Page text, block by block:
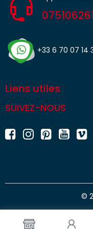
+33 6 70 07 14
Liens utiles
SUIVEZ-NOUS
©